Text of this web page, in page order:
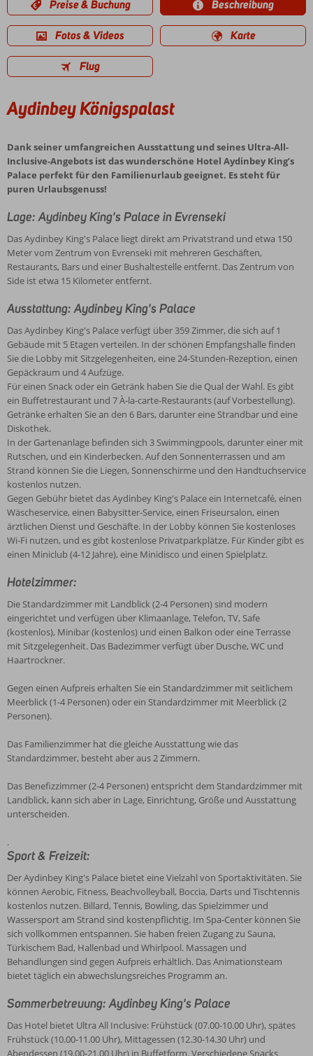
Preise & Buchung Beschreibung
Fotos & Videos Karte
Flug
Aydinbey Königspalast
Dank seiner umfangreichen Ausstattung und seines Ultra-All-
Inclusive-Angebots ist das wunderschöne Hotel Aydinbey King’s
Palace perfekt für den Familienurlaub geeignet. Es steht für
puren Urlaubsgenuss!
Lage: Aydinbey King's Palace in Evrenseki
Das Aydinbey King's Palace liegt direkt am Privatstrand und etwa 150
Meter vom Zentrum von Evrenseki mit mehreren Geschäften,
Restaurants, Bars und einer Bushaltestelle entfernt. Das Zentrum von
Side ist etwa 15 Kilometer entfernt.
Ausstattung: Aydinbey King's Palace
Das Aydinbey King's Palace verfügt über 359 Zimmer, die sich auf 1
Gebäude mit 5 Etagen verteilen. In der schönen Empfangshalle finden
Sie die Lobby mit Sitzgelegenheiten, eine 24-Stunden-Rezeption, einen
Gepäckraum und 4 Aufzüge.
Für einen Snack oder ein Getränk haben Sie die Qual der Wahl. Es gibt
ein Buffetrestaurant und 7 À-la-carte-Restaurants (auf Vorbestellung).
Getränke erhalten Sie an den 6 Bars, darunter eine Strandbar und eine
Diskothek.
In der Gartenanlage befinden sich 3 Swimmingpools, darunter einer mit
Rutschen, und ein Kinderbecken. Auf den Sonnenterrassen und am
Strand können Sie die Liegen, Sonnenschirme und den Handtuchservice
kostenlos nutzen.
Gegen Gebühr bietet das Aydinbey King's Palace ein Internetcafé, einen
Wäscheservice, einen Babysitter-Service, einen Friseursalon, einen
ärztlichen Dienst und Geschäfte. In der Lobby können Sie kostenloses
Wi-Fi nutzen, und es gibt kostenlose Privatparkplätze. Für Kinder gibt es
einen Miniclub (4-12 Jahre), eine Minidisco und einen Spielplatz.
Hotelzimmer:
Die Standardzimmer mit Landblick (2-4 Personen) sind modern
eingerichtet und verfügen über Klimaanlage, Telefon, TV, Safe
(kostenlos), Minibar (kostenlos) und einen Balkon oder eine Terrasse
mit Sitzgelegenheit. Das Badezimmer verfügt über Dusche, WC und
Haartrockner.
Gegen einen Aufpreis erhalten Sie ein Standardzimmer mit seitlichem
Meerblick (1-4 Personen) oder ein Standardzimmer mit Meerblick (2
Personen).
Das Familienzimmer hat die gleiche Ausstattung wie das
Standardzimmer, besteht aber aus 2 Zimmern.
Das Benefizzimmer (2-4 Personen) entspricht dem Standardzimmer mit
Landblick, kann sich aber in Lage, Einrichtung, Größe und Ausstattung
unterscheiden.
.
Sport & Freizeit:
Der Aydinbey King's Palace bietet eine Vielzahl von Sportaktivitäten. Sie
können Aerobic, Fitness, Beachvolleyball, Boccia, Darts und Tischtennis
kostenlos nutzen. Billard, Tennis, Bowling, das Spielzimmer und
Wassersport am Strand sind kostenpflichtig. Im Spa-Center können Sie
sich vollkommen entspannen. Sie haben freien Zugang zu Sauna,
Türkischem Bad, Hallenbad und Whirlpool. Massagen und
Behandlungen sind gegen Aufpreis erhältlich. Das Animationsteam
bietet täglich ein abwechslungsreiches Programm an.
Sommerbetreuung: Aydinbey King's Palace
Das Hotel bietet Ultra All Inclusive: Frühstück (07.00-10.00 Uhr), spätes
Frühstück (10.00-11.00 Uhr), Mittagessen (12.30-14.30 Uhr) und
Abendessen (19.00-21.00 Uhr) in Buffetform. Verschiedene Snacks